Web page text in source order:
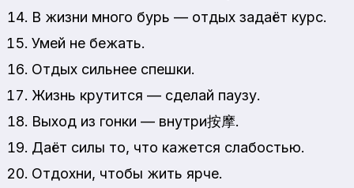
В жизни много бурь — отдых задаёт курс.
Умей не бежать.
Отдых сильнее спешки.
Жизнь крутится — сделай паузу.
Выход из гонки — внутри按摩.
Даёт силы то, что кажется слабостью.
Отдохни, чтобы жить ярче.